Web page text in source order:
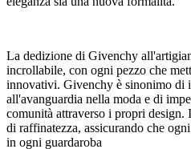
La dedizione di Givenchy
incrollabile, con ogni pezzo che
innovativi. Givenchy è sinonimo di
all'avanguardia nella moda e di
comunità attraverso i propri design.
di raffinatezza, assicurando che
in ogni guardaroba